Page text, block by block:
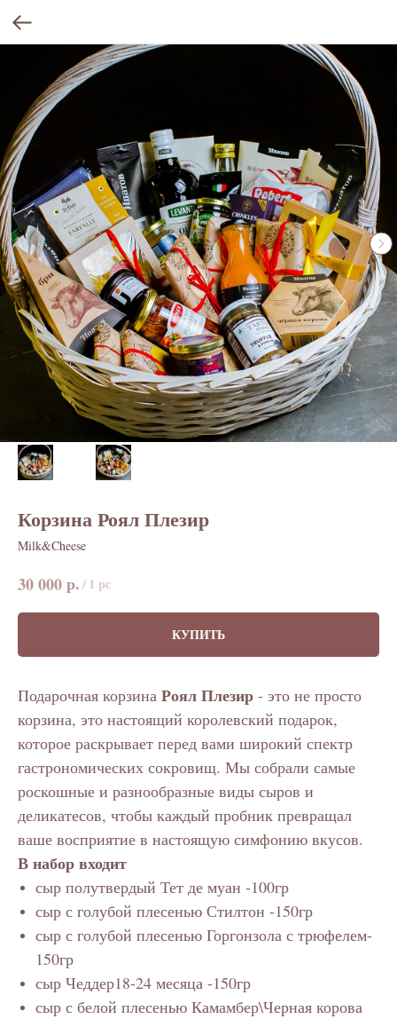
Корзина Роял Плезир
Milk&Cheese
30 000р./1 pc
КУПИТЬ
Подарочная корзина Роял Плезир - это не просто
корзина, это настоящий королевский подарок,
которое раскрывает перед вами широкий спектр
гастрономических сокровищ. Мы собрали самые
роскошные и разнообразные виды сыров и
деликатесов, чтобы каждый пробник превращал
ваше восприятие в настоящую симфонию вкусов.
В набор входит
сыр полутвердый Тет де муан -100гр
сыр с голубой плесенью Стилтон -150гр
сыр с голубой плесенью Горгонзола с трюфелем-
150гр
сыр Чеддер18-24 месяца -150гр
сыр с белой плесенью Камамбер\Черная корова